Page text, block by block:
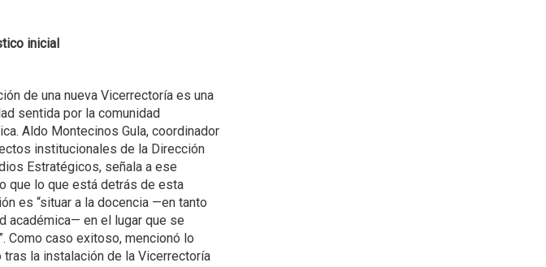
inicial
de una nueva Vicerrectoría es una
sentida por la comunidad
Aldo Montecinos Gula, coordinador
institucionales de la Dirección
Estratégicos, señala a ese
que lo que está detrás de esta
es “situar a la docencia —en tanto
académica— en el lugar que se
Como caso exitoso, mencionó lo
tras la instalación de la Vicerrectoría